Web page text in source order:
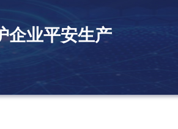
业平安生产